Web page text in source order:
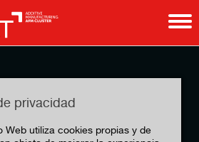
privacidad
Web utiliza cookies propias y de